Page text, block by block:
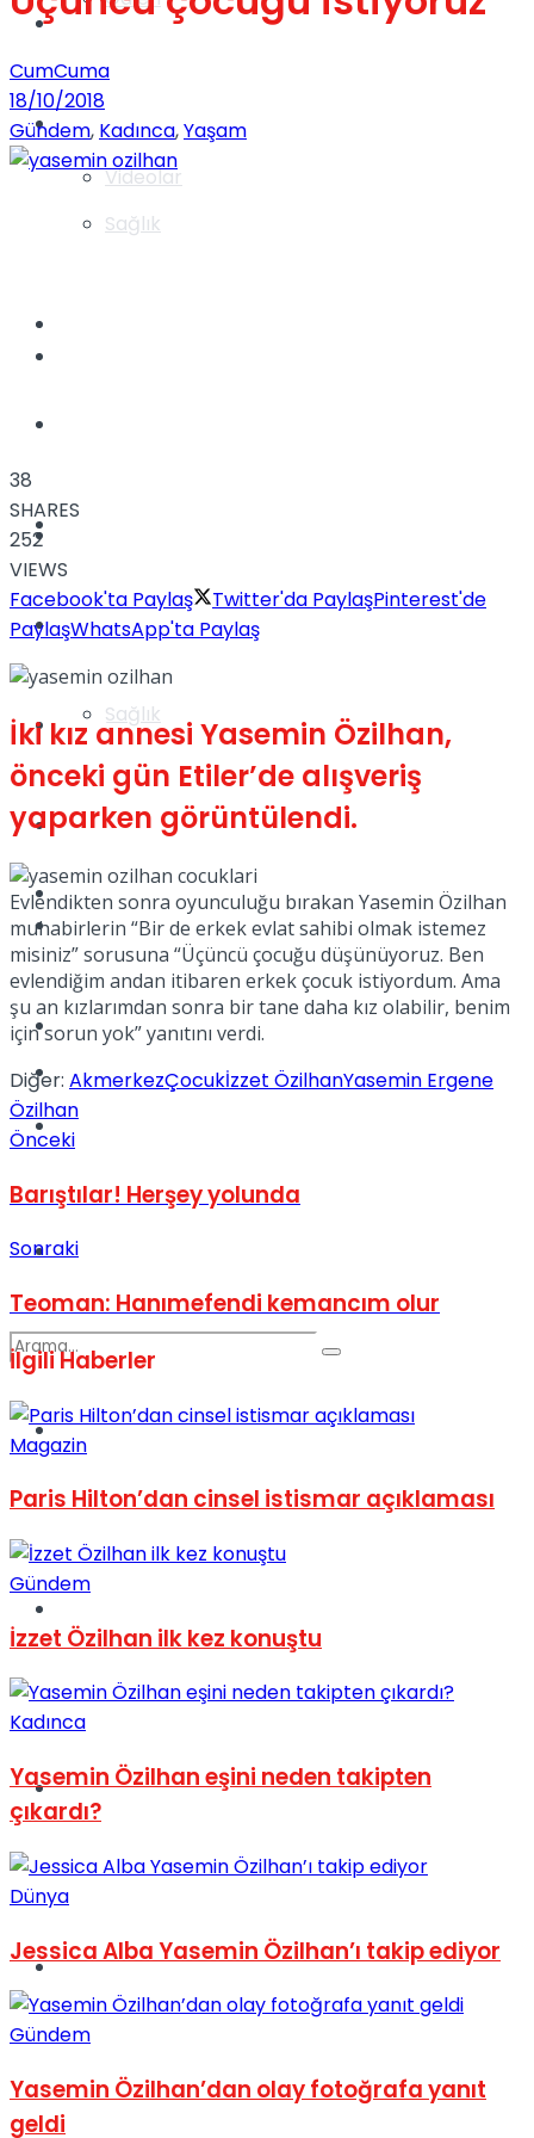
Videolar
Sağlık
TV
Kadınca
Dünya
Türkiye
Sinema
Tatil
Gündem
Yaşam
Sağlık
Dünya
Türkiye
Müzik
Sinema
Tatil
Spor
Podcast
No Result
View All Result
CumCuma
18/10/2018
Gündem, Kadınca,Yaşam
38
SHARES
252
VIEWS
Facebook'ta Paylaş
Twitter'da PaylaşPinterest'de
PaylaşWhatsApp'ta Paylaş
İki kız annesi Yasemin Özilhan,
önceki gün Etiler’de alışveriş
yaparken görüntülendi.
Evlendikten sonra oyunculuğu bırakan Yasemin Özilhan
muhabirlerin “Bir de erkek evlat sahibi olmak istemez
misiniz” sorusuna “Üçüncü çocuğu düşünüyoruz. Ben
evlendiğim andan itibaren erkek çocuk istiyordum. Ama
şu an kızlarımdan sonra bir tane daha kız olabilir, benim
için sorun yok” yanıtını verdi.
Diğer: AkmerkezÇocukİzzet ÖzilhanYasemin Ergene
Özilhan
Önceki
Barıştılar! Herşey yolunda
Sonraki
Teoman: Hanımefendi kemancım olur
İlgiliHaberler
Magazin
Paris Hilton’dan cinsel istismar açıklaması
Gündem
İzzet Özilhan ilk kez konuştu
Kadınca
Yasemin Özilhan eşini neden takipten
çıkardı?
Dünya
Jessica Alba Yasemin Özilhan’ı takip ediyor
Gündem
Yasemin Özilhan’dan olay fotoğrafa yanıt
geldi